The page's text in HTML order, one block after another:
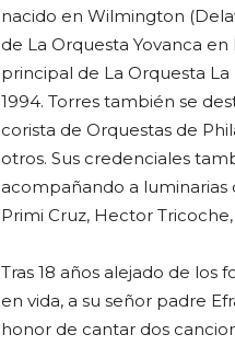
nacido en Wilmington
de La Orquesta Yovanca
principal de La Orquesta
1994. Torres también se
corista de Orquestas de
otros. Sus credenciales
acompañando a luminarias
Primi Cruz, Hector
Tras 18 años alejado de los
en vida, a su señor padre
honor de cantar dos